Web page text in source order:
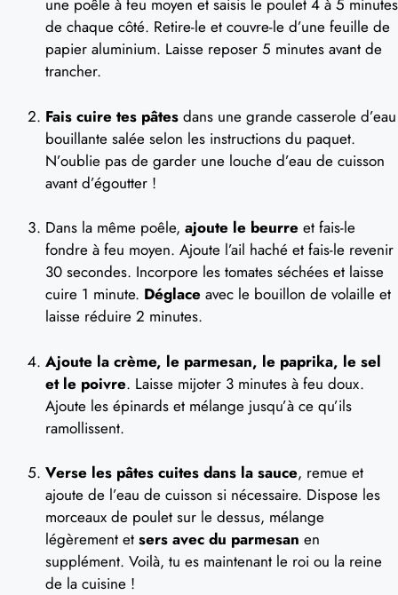
une poêle à feu moyen et saisis le poulet 4 à 5 minutes
de chaque côté. Retire-le et couvre-le d’une feuille de
papier aluminium. Laisse reposer 5 minutes avant de
trancher.
Fais cuire tes pâtes dans une grande casserole d’eau
bouillante salée selon les instructions du paquet.
N’oublie pas de garder une louche d’eau de cuisson
avant d’égoutter !
Dans la même poêle, ajoute le beurre et fais-le
fondre à feu moyen. Ajoute l’ail haché et fais-le revenir
30 secondes. Incorpore les tomates séchées et laisse
cuire 1 minute. Déglace avec le bouillon de volaille et
laisse réduire 2 minutes.
Ajoute la crème, le parmesan, le paprika, le sel
et le poivre. Laisse mijoter 3 minutes à feu doux.
Ajoute les épinards et mélange jusqu’à ce qu’ils
ramollissent.
Verse les pâtes cuites dans la sauce, remue et
ajoute de l’eau de cuisson si nécessaire. Dispose les
morceaux de poulet sur le dessus, mélange
légèrement et sers avec du parmesan en
supplément. Voilà, tu es maintenant le roi ou la reine
de la cuisine !